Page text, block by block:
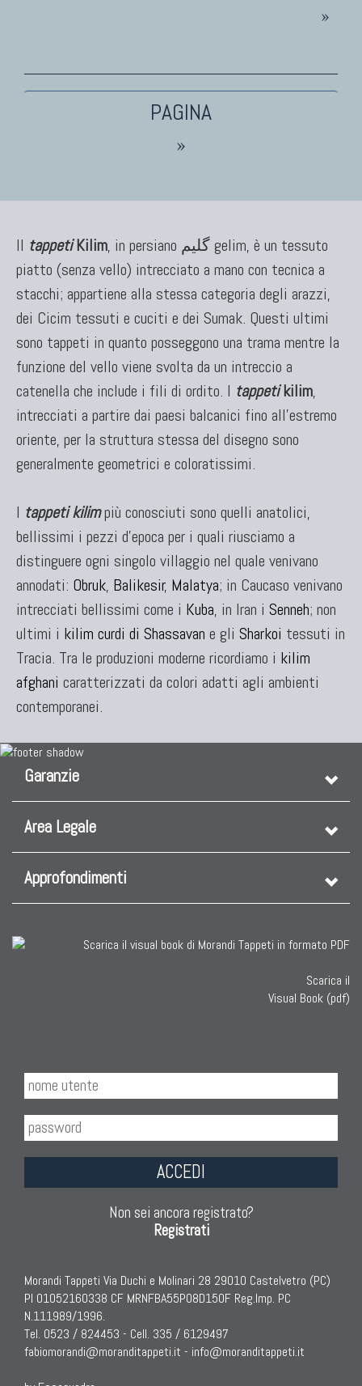
TAPPETI PERSIANI
Tappeti Persiani Antichi
Tappeti Persiani Vecchi
Tappeti Persiani Nuovi
Tappeti Persiani Moderni
TAPPETI CLASSICI
Collezione Hyderabad
Collezione Peshawar
Collezione Agra
Collezione Zigler
TAPPETI CAUCASICI
Tappeti Caucasici Antichi: Kazak
Tappeti Caucasici Antichi: Karabagh
Tappeti Caucasici Antichi : Shirvan
TAPPETI ANTICHI DA COLLEZIONE
Tappeti Anatolici Antichi
Tappeti Cinesi Antichi
Tappeti Agra Antichi E Antica Asia
KILIM
»
»
Il tappetiKilim, in persiano گلیم gelim, è un tessuto
piatto (senza vello) intrecciato a mano con tecnica a
stacchi; appartiene alla stessa categoria degli arazzi,
dei Cicim tessuti e cuciti e dei Sumak. Questi ultimi
sono tappeti in quanto posseggono una trama mentre la
funzione del vello viene svolta da un intreccio a
catenella che include i fili di ordito. I tappetikilim,
intrecciati a partire dai paesi balcanici fino all'estremo
oriente, per la struttura stessa del disegno sono
generalmente geometrici e coloratissimi.
I tappeti kilimpiù conosciuti sono quelli anatolici,
bellissimi i pezzi d'epoca per i quali riusciamo a
distinguere ogni singolo villaggio nel quale venivano
annodati: Obruk, Balikesir, Malatya; in Caucaso venivano
intrecciati bellissimi come i Kuba, in Iran i Senneh; non
ultimi i kilim curdi di Shassavan e gli Sharkoi tessuti in
Tracia. Tra le produzioni moderne ricordiamo i kilim
afghani caratterizzati da colori adatti agli ambienti
contemporanei.
Garanzie
Area Legale
Approfondimenti
Scarica il
Visual Book (pdf)
ACCEDI
Non sei ancora registrato?
Registrati
Morandi Tappeti Via Duchi e Molinari 28 29010 Castelvetro (PC)
PI 01052160338 CF MRNFBA55P08D150F Reg.Imp. PC
N.111989/1996.
Tel. 0523 / 824453 - Cell. 335 / 6129497
fabiomorandi@moranditappeti.it - info@moranditappeti.it